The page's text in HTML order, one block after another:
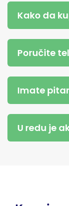
Kako da
Poručite
Imate
U redu je